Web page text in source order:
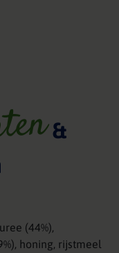
&
(44%),
honing, rijstmeel